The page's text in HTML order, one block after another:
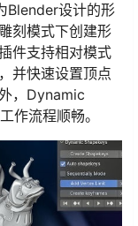
Blender设计的形
刻模式下创建形
件支持相对模式
并快速设置顶点
，Dynamic
作流程顺畅。